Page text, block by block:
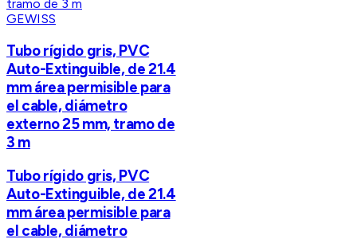
GEWISS
Tubo rígido gris, PVC
Auto-Extinguible, de 21.4
mm área permisible para
el cable, diámetro
externo 25 mm, tramo de
3 m
Tubo rígido gris, PVC
Auto-Extinguible, de 21.4
mm área permisible para
el cable, diámetro